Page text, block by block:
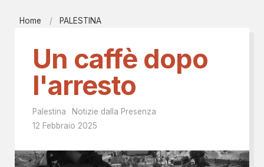
Home PALESTINA
Un caffè dopo
l'arresto
Palestina
Notizie dalla Presenza
12 Febbraio 2025